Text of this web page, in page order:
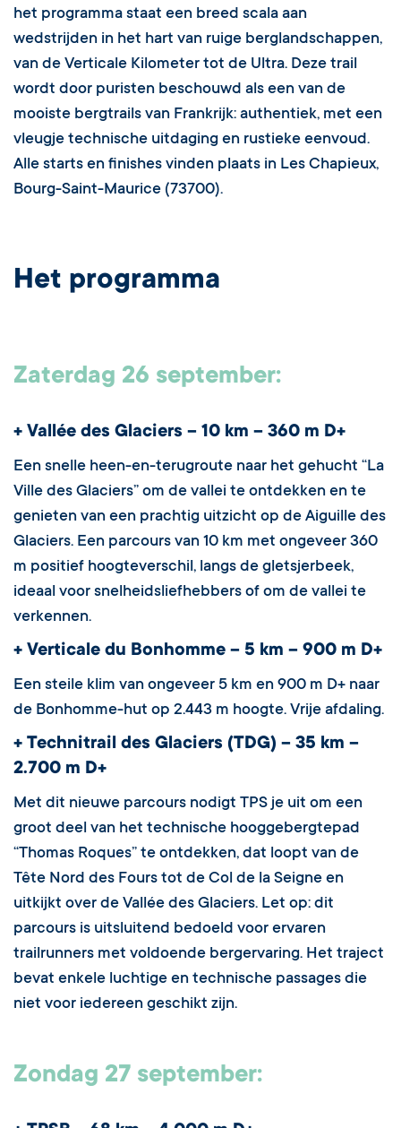
het programma staat een breed scala aan
wedstrijden in het hart van ruige berglandschappen,
van de Verticale Kilometer tot de Ultra. Deze trail
wordt door puristen beschouwd als een van de
mooiste bergtrails van Frankrijk: authentiek, met een
vleugje technische uitdaging en rustieke eenvoud.
Alle starts en finishes vinden plaats in Les Chapieux,
Bourg-Saint-Maurice (73700).
Het programma
Zaterdag 26 september:
+ Vallée des Glaciers – 10 km – 360 m D+
Een snelle heen-en-terugroute naar het gehucht “La
Ville des Glaciers” om de vallei te ontdekken en te
genieten van een prachtig uitzicht op de Aiguille des
Glaciers. Een parcours van 10 km met ongeveer 360
m positief hoogteverschil, langs de gletsjerbeek,
ideaal voor snelheidsliefhebbers of om de vallei te
verkennen.
+ Verticale du Bonhomme – 5 km – 900 m D+
Een steile klim van ongeveer 5 km en 900 m D+ naar
de Bonhomme-hut op 2.443 m hoogte. Vrije afdaling.
+ Technitrail des Glaciers (TDG) – 35 km –
2.700 m D+
Met dit nieuwe parcours nodigt TPS je uit om een
groot deel van het technische hooggebergtepad
“Thomas Roques” te ontdekken, dat loopt van de
Tête Nord des Fours tot de Col de la Seigne en
uitkijkt over de Vallée des Glaciers. Let op: dit
parcours is uitsluitend bedoeld voor ervaren
trailrunners met voldoende bergervaring. Het traject
bevat enkele luchtige en technische passages die
niet voor iedereen geschikt zijn.
Zondag 27 september: